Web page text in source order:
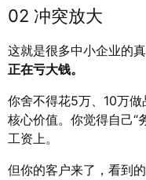
02 冲突放大
这就是很多中小企业的真
正在亏大钱。
你舍不得花5万、10万
核心价值。你觉得自己“
工资上。
但你的客户来了，看到